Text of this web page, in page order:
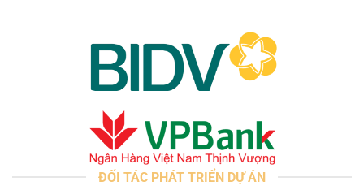
ĐỐI TÁC PHÁT TRIỂN DỰ ÁN